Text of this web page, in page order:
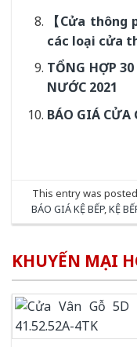
【Cửa
các loại cửa
TỔNG HỢP
NƯỚC 2021
BÁO GIÁ CỬA
This entry was
BÁO GIÁ KỆ BẾP,KỆ
KHUYẾN MẠI